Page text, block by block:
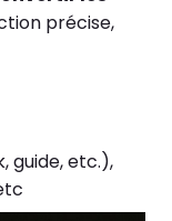
précise,
guide, etc.),